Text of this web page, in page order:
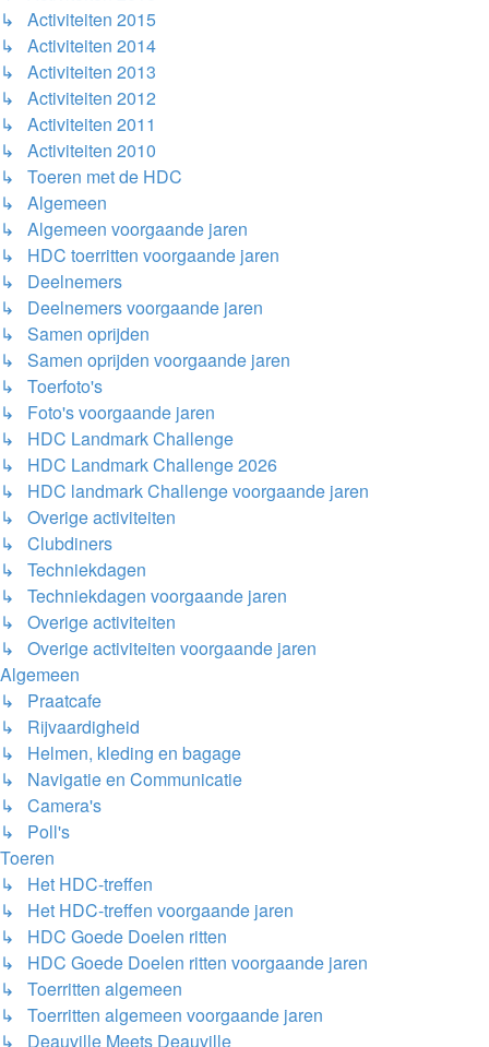
↳ Activiteiten 2015
↳ Activiteiten 2014
↳ Activiteiten 2013
↳ Activiteiten 2012
↳ Activiteiten 2011
↳ Activiteiten 2010
↳ Toeren met de HDC
↳ Algemeen
↳ Algemeen voorgaande jaren
↳ HDC toerritten voorgaande jaren
↳ Deelnemers
↳ Deelnemers voorgaande jaren
↳ Samen oprijden
↳ Samen oprijden voorgaande jaren
↳ Toerfoto's
↳ Foto's voorgaande jaren
↳ HDC Landmark Challenge
↳ HDC Landmark Challenge 2026
↳ HDC landmark Challenge voorgaande jaren
↳ Overige activiteiten
↳ Clubdiners
↳ Techniekdagen
↳ Techniekdagen voorgaande jaren
↳ Overige activiteiten
↳ Overige activiteiten voorgaande jaren
Algemeen
↳ Praatcafe
↳ Rijvaardigheid
↳ Helmen, kleding en bagage
↳ Navigatie en Communicatie
↳ Camera's
↳ Poll's
Toeren
↳ Het HDC-treffen
↳ Het HDC-treffen voorgaande jaren
↳ HDC Goede Doelen ritten
↳ HDC Goede Doelen ritten voorgaande jaren
↳ Toerritten algemeen
↳ Toerritten algemeen voorgaande jaren
↳ Deauville Meets Deauville